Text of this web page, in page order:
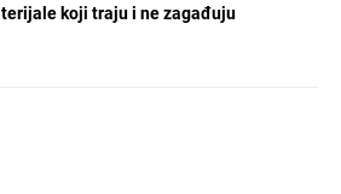
koji traju i ne zagađuju